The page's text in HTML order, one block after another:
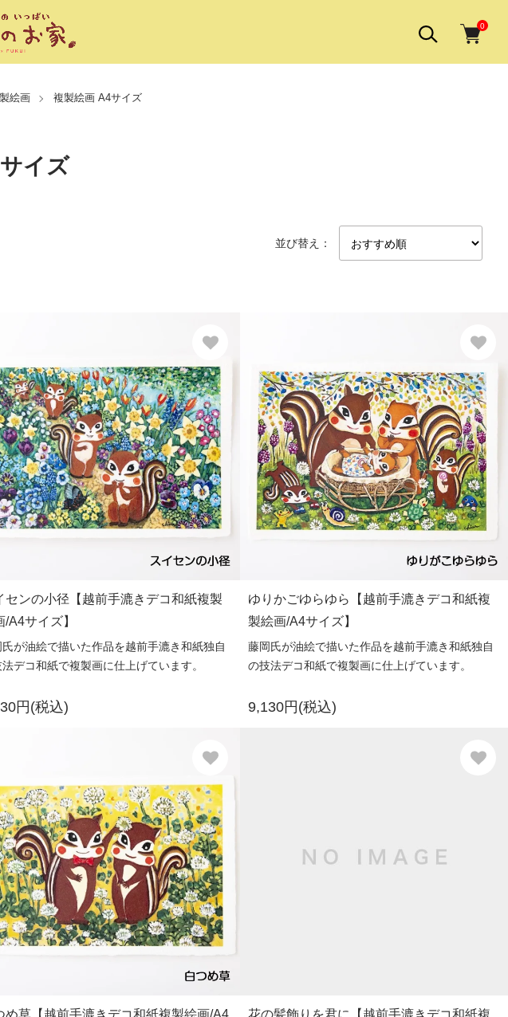
0
絵画 複製絵画 A4サイズ
イズ
並び替え：
センの小径【越前手漉きデコ和紙複製
/A4サイズ】
が油絵で描いた作品を越前手漉き和紙独自
デコ和紙で複製画に仕上げています。
円(税込)
ゆりかごゆらゆら【越前手漉きデコ和紙複
製絵画/A4サイズ】
藤岡氏が油絵で描いた作品を越前手漉き和紙独自
の技法デコ和紙で複製画に仕上げています。
9,130円(税込)
め草【越前手漉きデコ和紙複製絵画/A4
花の髪飾りを君に【越前手漉きデコ和紙複